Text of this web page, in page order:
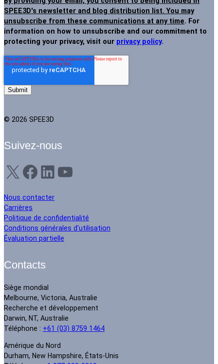
SPEE3D's newsletter and blog distribution list. You may
unsubscribe from these communications at any time. For
information on how to unsubscribe and our commitment to
protecting your privacy, visit our privacy policy.
© 2026 SPEE3D
Suivez-nous
X Facebook LinkedIn YouTube
Nous contacter
Carrières
Politique de confidentialité
Conditions générales d'utilisation
Évaluation partielle
Contacts
Siège mondial
Melbourne, Victoria, Australie
Recherche et développement
Darwin, NT, Australie
Téléphone : +61 (03) 8759 1464
Amérique du Nord
Durham, New Hampshire, États-Unis